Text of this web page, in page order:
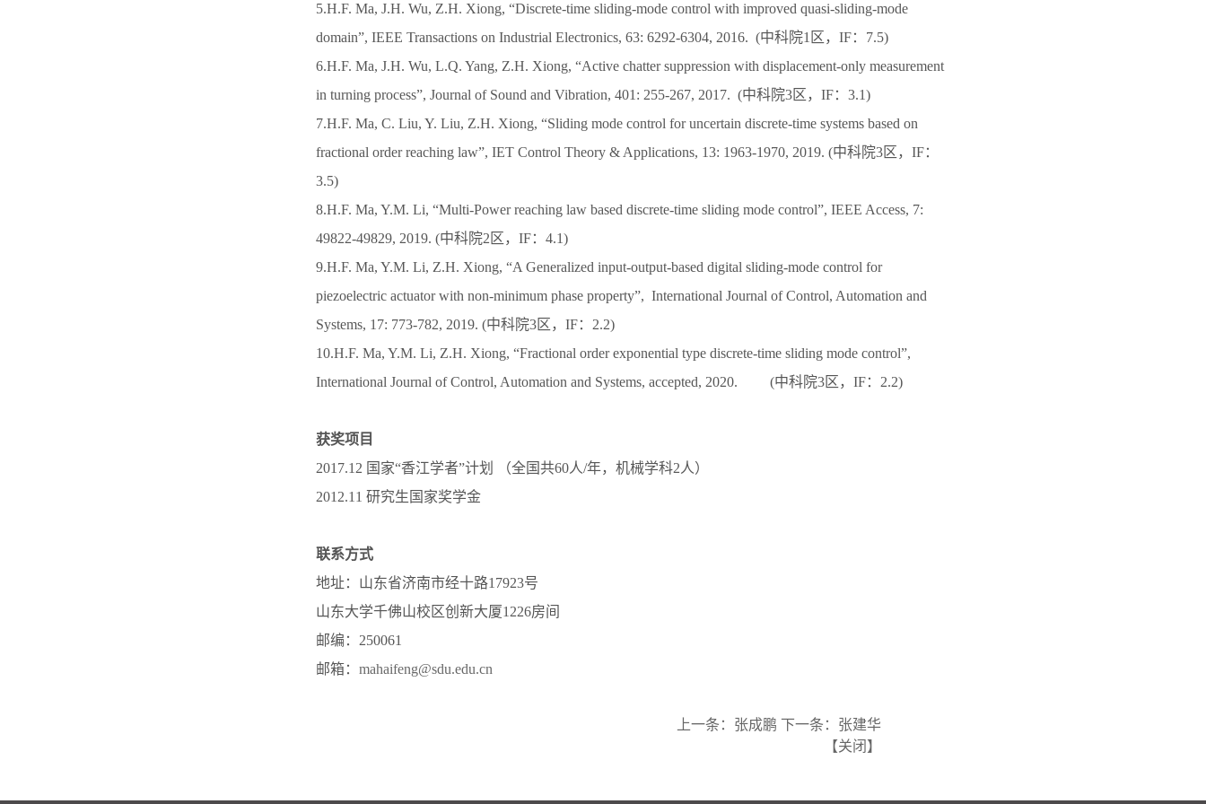
5.H.F. Ma, J.H. Wu, Z.H. Xiong, “Discrete-time sliding-mode control with improved quasi-sliding-mode
domain”, IEEE Transactions on Industrial Electronics, 63: 6292-6304, 2016. (中科院1区，IF：7.5)
6.H.F. Ma, J.H. Wu, L.Q. Yang, Z.H. Xiong, “Active chatter suppression with displacement-only measurement
in turning process”, Journal of Sound and Vibration, 401: 255-267, 2017. (中科院3区，IF：3.1)
7.H.F. Ma, C. Liu, Y. Liu, Z.H. Xiong, “Sliding mode control for uncertain discrete-time systems based on
fractional order reaching law”, IET Control Theory & Applications, 13: 1963-1970, 2019. (中科院3区，IF：
3.5)
8.H.F. Ma, Y.M. Li, “Multi-Power reaching law based discrete-time sliding mode control”, IEEE Access, 7:
49822-49829, 2019. (中科院2区，IF：4.1)
9.H.F. Ma, Y.M. Li, Z.H. Xiong, “A Generalized input-output-based digital sliding-mode control for
piezoelectric actuator with non-minimum phase property”, International Journal of Control, Automation and
Systems, 17: 773-782, 2019. (中科院3区，IF：2.2)
10.H.F. Ma, Y.M. Li, Z.H. Xiong, “Fractional order exponential type discrete-time sliding mode control”,
International Journal of Control, Automation and Systems, accepted, 2020. (中科院3区，IF：2.2)
获奖项目
2017.12 国家“香江学者”计划 （全国共60人/年，机械学科2人）
2012.11 研究生国家奖学金
联系方式
地址：山东省济南市经十路17923号
山东大学千佛山校区创新大厦1226房间
邮编：250061
邮箱： mahaifeng@sdu.edu.cn
上一条： 张成鹏 下一条： 张建华
【关闭 】